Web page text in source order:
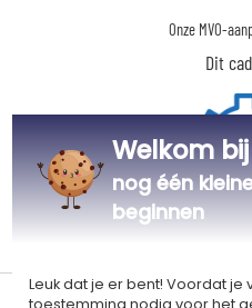
Onze MVO-
Dit
Welkom
nog één
beginnen
Leuk dat je er bent! Voordat
toestemming nodig voor het